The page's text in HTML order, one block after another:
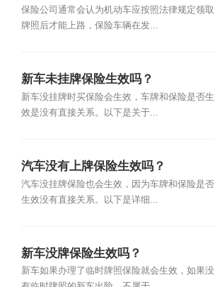
保险公司通常会认为机动车应按照法律规定领取
牌照后才能上路，保险车辆在发...
新车未挂牌保险生效吗？
新车没挂牌时买保险会生效，车牌和保险是否生
效是没有直接关系。以下是关于...
汽车没有上牌保险生效吗？
汽车没挂牌保险也会生效，因为车牌和保险是否
生效没有直接关系。以下是详细...
新车没牌保险生效吗？
新车如果办理了临时牌照保险就会生效，如果没